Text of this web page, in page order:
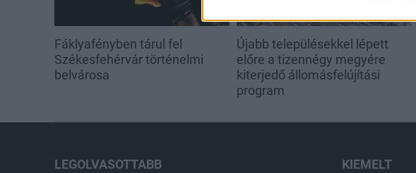
Fáklyafényben tárul fel
Székesfehérvár történelmi
belvárosa
Újabb településekkel lépett
előre a tizennégy megyére
kiterjedő állomásfelújítási
program
LEGOLVASOTTABB KIEMELT